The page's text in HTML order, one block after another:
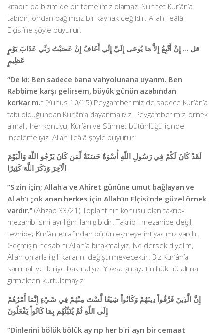
kitabın da bizim de bir temelimiz olamaz. Sünnet Kur’ân’a
tabidir; ondan bağımsız bir kaynak değildir. Allah Teâlâ
Elçisi’ne şöyle buyurur:
قل … إِنْ أَتَّبِعُ إِلاَّ مَا يُوحَى إِلَيَّ إِنِّي أَخَافُ إِنْ عَصَيْتُ رَبِّي عَذَابَ يَوْمٍ
عَظِيمٍ
“De ki: Ben sadece bana vahyolunana uyarım. Ben
Rabbime karşı gelirsem, büyük günün azabından
korkarım.” (Yunus 10/15) Peygamberimiz de sadece Kur’ân’a
tabi olduğundan Kur’ân’a dayanmalıyız. Peygamberimizi örnek
almalı; her konuyu, Kur’ân ve Sünnet bütünlüğü içinde
incelemeliyiz. Allah Teâlâ şöyle buyurur:
لَقَدْ كَانَ لَكُمْ فِي رَسُولِ اللَّهِ أُسْوَةٌ حَسَنَةٌ لِّمَن كَانَ يَرْجُو اللَّهَ وَالْيَوْمَ
الْآخِرَ وَذَكَرَ اللَّهَ كَثِيرًا
“Sizin için; Allah’a ve Ahiret gününe umut bağlayan ve
Allah’ı çok anan herkes için Allah’ın Elçisi’nde güzel örnek
vardır.” (Ahzab 33/21) Toplantının konusu olan takrib-i
mezahib ismi ayrılığın ilanı gibidir. Takrib-i mezahibe değil,
tevhide; Kur’ân etrafından bütünleşmeye ihtiyacımız vardır.
Geçmişin hesabını Allah’a bırakmalıyız. Ne dersek diyelim,
Allah onlarla ilgili kararını değiştirmeyecektir. Biz Kur’ân’a
sarılmalı ve ileriye bakmalıyız. Yoksa şu ayetin hükmü altına
girmekten kurtulamayız:
إِنَّ الَّذِينَ فَرَّقُواْ دِينَهُمْ وَكَانُواْ شِيَعًا لَّسْتَ مِنْهُمْ فِي شَيْءٍ إِنَّمَا أَمْرُهُمْ
إِلَى اللّهِ ثُمَّ يُنَبِّئُهُم بِمَا كَانُواْ يَفْعَلُونَ
“Dinlerini bölük bölük ayırıp her biri ayrı bir cemaat